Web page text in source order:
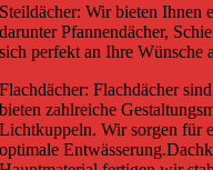
Steildächer: Wir bieten Ihnen
darunter Pfannendächer,
sich perfekt an Ihre Wünsche
Flachdächer: Flachdächer
bieten zahlreiche
Lichtkuppeln. Wir sorgen für
optimale Entwässerung.